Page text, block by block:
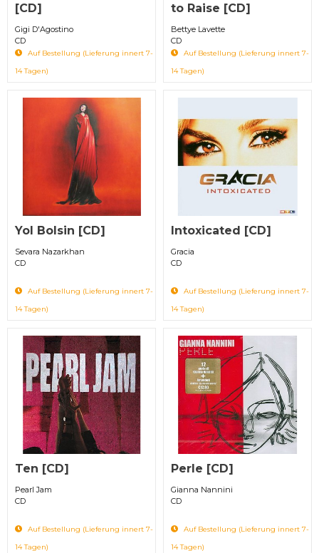
[CD]
Gigi D'Agostino
CD
Auf Bestellung (Lieferung innert 7-
14 Tagen)
to Raise [CD]
Bettye Lavette
CD
Auf Bestellung (Lieferung innert 7-
14 Tagen)
Yol Bolsin [CD]
Sevara Nazarkhan
CD
Auf Bestellung (Lieferung innert 7-
14 Tagen)
Intoxicated [CD]
Gracia
CD
Auf Bestellung (Lieferung innert 7-
14 Tagen)
Ten [CD]
Pearl Jam
CD
Auf Bestellung (Lieferung innert 7-
14 Tagen)
Perle [CD]
Gianna Nannini
CD
Auf Bestellung (Lieferung innert 7-
14 Tagen)